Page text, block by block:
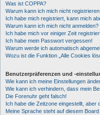
Was ist COPPA?
Warum kann ich mich nicht
Ich habe mich registriert, kann mich
Warum kann ich mich nicht anmelden?
Ich habe mich vor einiger Zeit
Ich habe mein Passwort vergessen!
Warum werde ich automatisch
Wozu ist die Funktion „Alle Cookies
Benutzerpräferenzen und -
Wie kann ich meine Einstellungen
Wie kann ich verhindern, dass mein
Die Forenuhr geht falsch!
Ich habe die Zeitzone eingestellt, aber
Meine Sprache steht auf diesem